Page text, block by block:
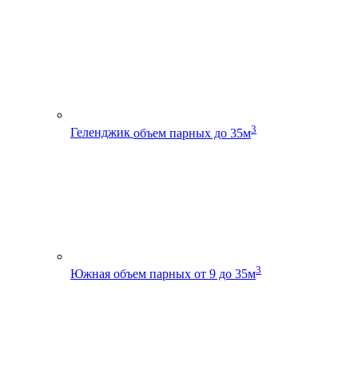
Геленджик объем парных до 35м3
Южная объем парных от 9 до 35м3